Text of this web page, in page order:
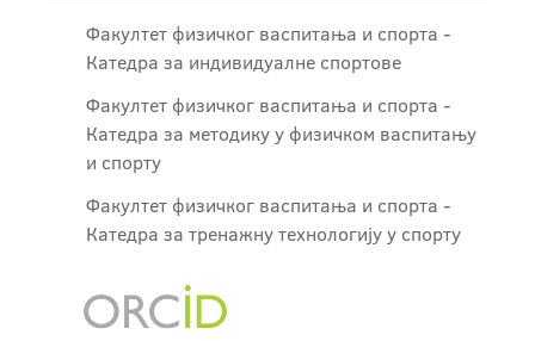
Факултет физичког васпитања и спорта -
Катедра за индивидуалне спортове
Факултет физичког васпитања и спорта -
Катедра за методику у физичком васпитању
и спорту
Факултет физичког васпитања и спорта -
Катедра за тренажну технологију у спорту